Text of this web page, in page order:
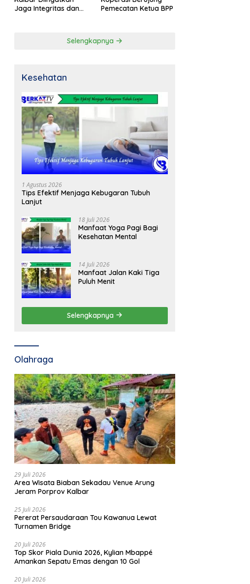
Jaga Integritas dan
Pemecatan Ketua BPP
Selengkapnya
Kesehatan
1 Agustus 2026
Tips Efektif Menjaga Kebugaran Tubuh
Lanjut
18 Juli 2026
Manfaat Yoga Pagi Bagi
Kesehatan Mental
14 Juli 2026
Manfaat Jalan Kaki Tiga
Puluh Menit
Selengkapnya
Olahraga
29 Juli 2026
Area Wisata Biaban Sekadau Venue Arung
Jeram Porprov Kalbar
25 Juli 2026
Pererat Persaudaraan Tou Kawanua Lewat
Turnamen Bridge
20 Juli 2026
Top Skor Piala Dunia 2026, Kylian Mbappé
Amankan Sepatu Emas dengan 10 Gol
20 Juli 2026